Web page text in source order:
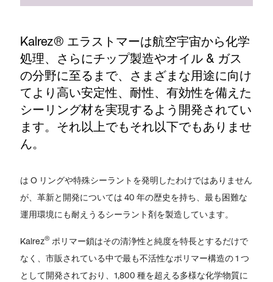
Kalrez® エラストマーは航空宇宙から化学
処理、さらにチップ製造やオイル & ガス
の分野に至るまで、さまざまな用途に向け
てより高い安定性、耐性、有効性を備えた
シーリング材を実現するよう開発されてい
ます。それ以上でもそれ以下でもありませ
ん。
は O リングや特殊シーラントを発明したわけではありません
が、革新と開発については 40 年の歴史を持ち、最も困難な
運用環境にも耐えうるシーラント剤を製造しています。
Kalrez® ポリマー鎖はその清浄性と純度を特長とするだけで
なく、市販されている中で最も不活性なポリマー構造の 1 つ
として開発されており、1,800 種を超える多様な化学物質に